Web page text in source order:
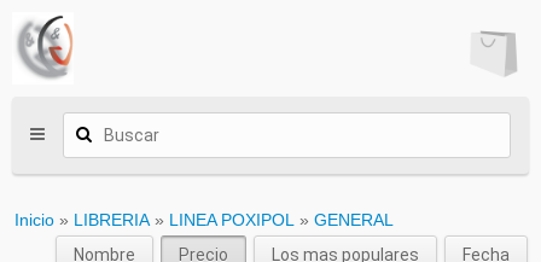
Inicio » LIBRERIA » LINEA POXIPOL » GENERAL
Nombre
Precio Los mas populares Fecha